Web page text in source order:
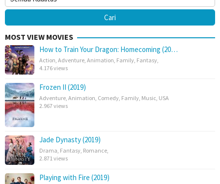
MOST VIEW MOVIES
How to Train Your Dragon: Homecoming (20…
Action, Adventure, Animation, Family, Fantasy,
4.176 views
Frozen II (2019)
Adventure, Animation, Comedy, Family, Music, USA
2.967 views
Jade Dynasty (2019)
Drama, Fantasy, Romance,
2.871 views
Playing with Fire (2019)